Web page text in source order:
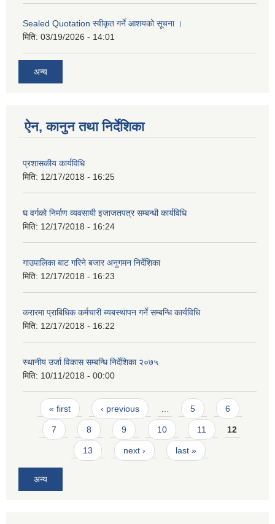
Sealed Quotation स्वीकृत गर्ने आशयको सूचना ।
मिति: 03/19/2026 - 14:01
अन्य
ऐन, कानुन तथा निर्देशिका
प्रशासकीय कार्यविधि
मिति: 12/17/2018 - 16:25
घ वर्गको निर्माण व्यवसायी इजाजतपत्र सम्बन्धी कार्यविधि
मिति: 12/17/2018 - 16:24
गाउपालिका बाट गरिने बजार अनुगमन निर्देशिका
मिति: 12/17/2018 - 16:23
करारमा प्राबिधिक कर्मचारी ब्यबस्थापन गर्ने सम्बन्धि कार्यविधि
मिति: 12/17/2018 - 16:22
स्थानीय उर्जा विकास सम्बन्धि निर्देशिका २०७५
मिति: 10/11/2018 - 00:00
Pages
« first ‹ previous … 5 6
7 8 9 10 11 12
13 next › last »
अन्य